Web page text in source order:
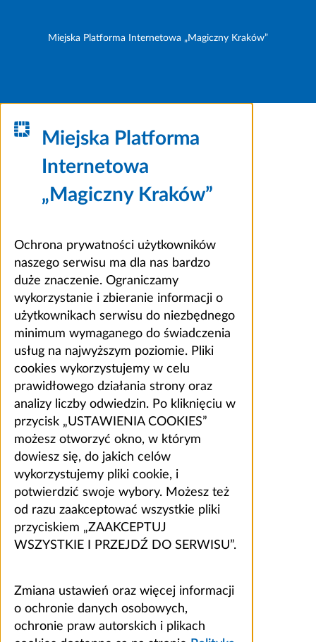
Miejska Platforma Internetowa „Magiczny Kraków”
Miejska Platforma
Internetowa
„Magiczny Kraków”
Ochrona prywatności użytkowników
naszego serwisu ma dla nas bardzo
duże znaczenie. Ograniczamy
wykorzystanie i zbieranie informacji o
użytkownikach serwisu do niezbędnego
minimum wymaganego do świadczenia
usług na najwyższym poziomie. Pliki
cookies wykorzystujemy w celu
prawidłowego działania strony oraz
analizy liczby odwiedzin. Po kliknięciu w
przycisk „USTAWIENIA COOKIES”
możesz otworzyć okno, w którym
dowiesz się, do jakich celów
wykorzystujemy pliki cookie, i
potwierdzić swoje wybory. Możesz też
od razu zaakceptować wszystkie pliki
przyciskiem „ZAAKCEPTUJ
WSZYSTKIE I PRZEJDŹ DO SERWISU”.
Zmiana ustawień oraz więcej informacji
o ochronie danych osobowych,
ochronie praw autorskich i plikach